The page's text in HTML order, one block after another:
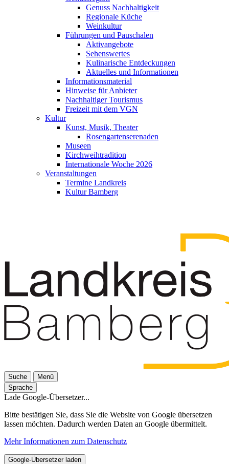
Genuss Nachhaltigkeit
Regionale Küche
Weinkultur
Führungen und Pauschalen
Aktivangebote
Sehenswertes
Kulinarische Entdeckungen
Aktuelles und Informationen
Informationsmaterial
Hinweise für Anbieter
Nachhaltiger Tourismus
Freizeit mit dem VGN
Kultur
Kunst, Musik, Theater
Rosengartenserenaden
Museen
Kirchweihtradition
Internationale Woche 2026
Veranstaltungen
Termine Landkreis
Kultur Bamberg
Suche
Menü
Sprache
Lade Google-Übersetzer...
Bitte bestätigen Sie, dass Sie die Website von Google übersetzen
lassen möchten. Dadurch werden Daten an Google übermittelt.
Mehr Informationen zum Datenschutz
Google-Übersetzer laden